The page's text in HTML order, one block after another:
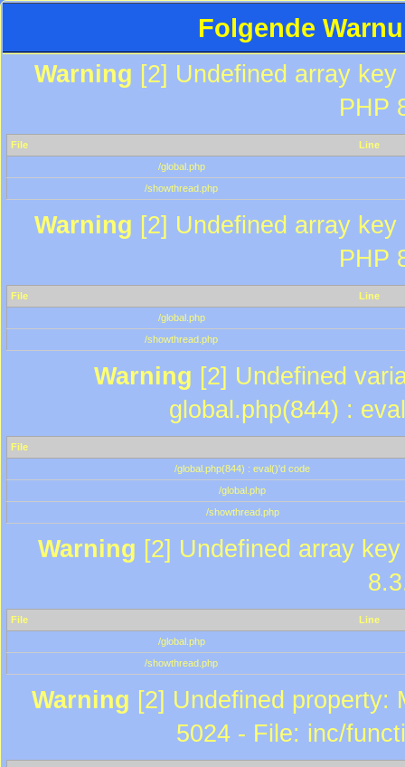
Folgende
Warning [2] Undefined array
PHP
File
Line
/global.php
/showthread.php
Warning [2] Undefined array
PHP
File
Line
/global.php
/showthread.php
Warning [2] Undefined
global.php(844) :
File
/global.php(844) : eval()'d code
/global.php
/showthread.php
Warning [2] Undefined array
File
Line
/global.php
/showthread.php
Warning [2] Undefined property:
5024 - File: inc/